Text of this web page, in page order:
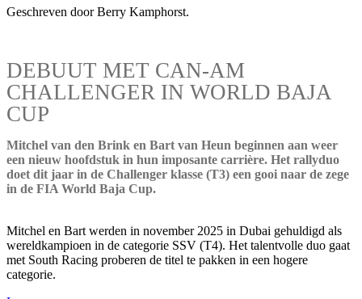
Geschreven door Berry Kamphorst.
DEBUUT MET CAN-AM
CHALLENGER IN WORLD BAJA
CUP
Mitchel van den Brink en Bart van Heun beginnen aan weer
een nieuw hoofdstuk in hun imposante carrière. Het rallyduo
doet dit jaar in de Challenger klasse (T3) een gooi naar de zege
in de FIA World Baja Cup.
Mitchel en Bart werden in november 2025 in Dubai gehuldigd als
wereldkampioen in de categorie SSV (T4). Het talentvolle duo gaat
met South Racing proberen de titel te pakken in een hogere
categorie.